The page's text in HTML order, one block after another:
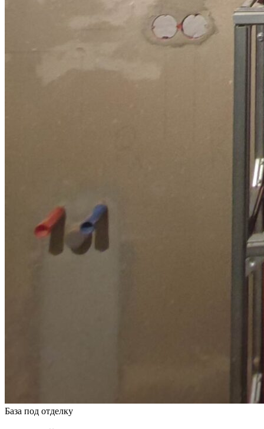
База под отделку